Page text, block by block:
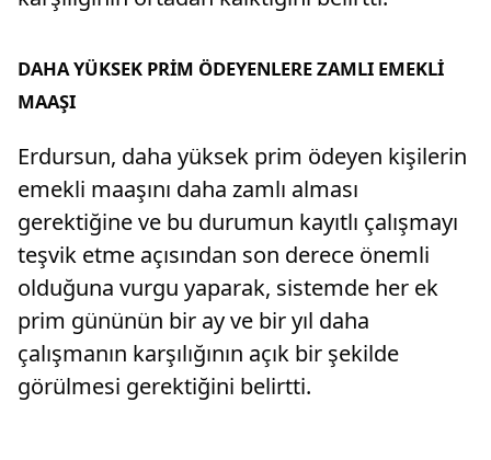
DAHA YÜKSEK PRİM ÖDEYENLERE ZAMLI EMEKLİ
MAAŞI
Erdursun, daha yüksek prim ödeyen kişilerin
emekli maaşını daha zamlı alması
gerektiğine ve bu durumun kayıtlı çalışmayı
teşvik etme açısından son derece önemli
olduğuna vurgu yaparak, sistemde her ek
prim gününün bir ay ve bir yıl daha
çalışmanın karşılığının açık bir şekilde
görülmesi gerektiğini belirtti.